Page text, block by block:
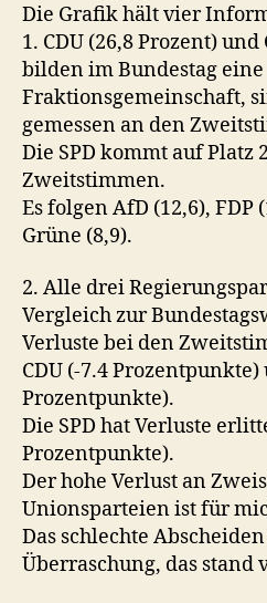
Die Grafik hält vier
1. CDU (26,8 Prozent) und
bilden im Bundestag eine
Fraktionsgemeinschaft,
gemessen an den
Die SPD kommt auf Platz
Zweitstimmen.
Es folgen AfD (12,6), FDP
Grüne (8,9).
2. Alle drei
Vergleich zur
Verluste bei den
CDU (-7.4 Prozentpunkte)
Prozentpunkte).
Die SPD hat Verluste
Prozentpunkte).
Der hohe Verlust an
Unionsparteien ist für
Das schlechte
Überraschung, das stand